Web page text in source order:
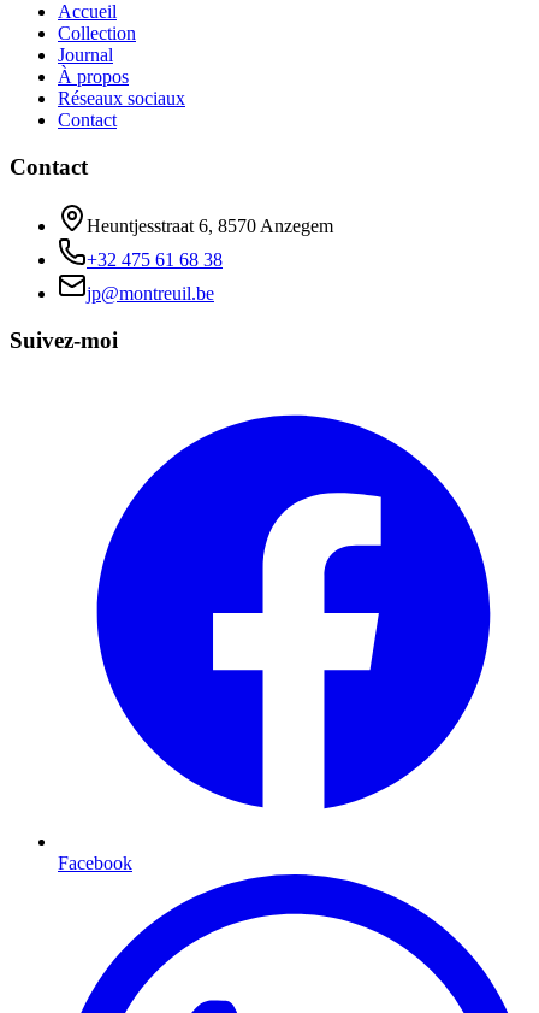
Accueil
Collection
Journal
À propos
Réseaux sociaux
Contact
Contact
Heuntjesstraat 6, 8570 Anzegem
+32 475 61 68 38
jp@montreuil.be
Suivez-moi
Facebook